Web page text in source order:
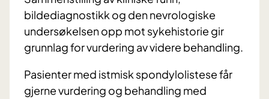
bildediagnostikk og den nevrologiske
undersøkelsen opp mot sykehistorie gir
grunnlag for vurdering av videre behandling.
Pasienter med istmisk spondylolistese får
gjerne vurdering og behandling med